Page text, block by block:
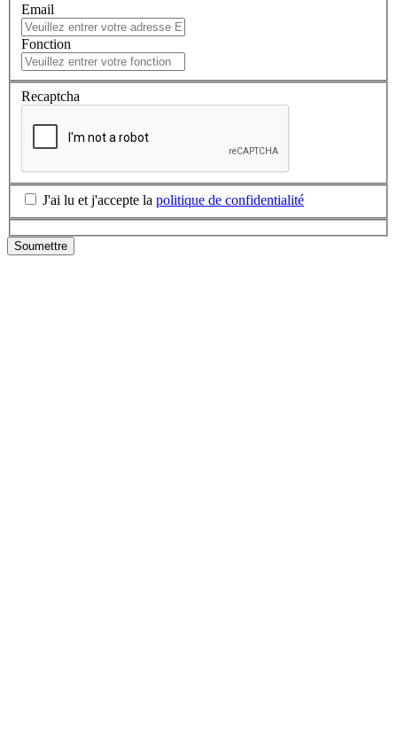
Email
Fonction
Recaptcha
J'ai lu et j'accepte la politique de confidentialité